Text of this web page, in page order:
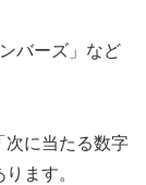
バーズ」など
次に当たる数字
ます。